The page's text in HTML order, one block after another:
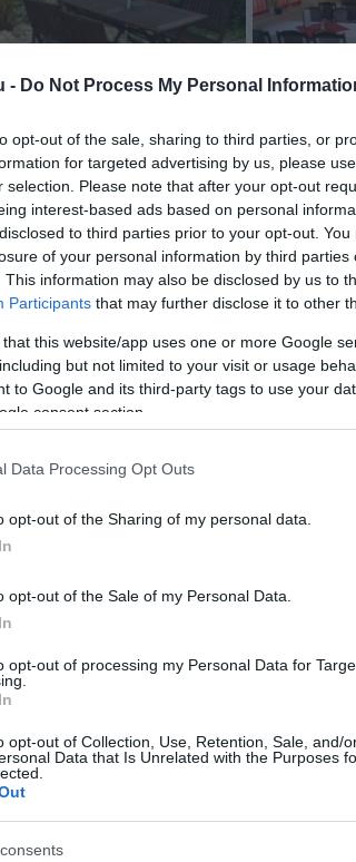
- Do Not Process My Personal
opt-out of the sale, sharing to third parties, or
for targeted advertising by us, please
selection. Please note that after your opt-out
interest-based ads based on personal
to third parties prior to your opt-out.
of your personal information by third parties
This information may also be disclosed by us to
Participants that may further disclose it to other
that this website/app uses one or more Google
but not limited to your visit or usage
to Google and its third-party tags to use your
consent section.
Data Processing Opt Outs
opt-out of the Sharing of my personal data.
opt-out of the Sale of my Personal Data.
opt-out of processing my Personal Data for
opt-out of Collection, Use, Retention, Sale, and/
Data that Is Unrelated with the Purposes
Melegétel, Terasz, Parkoló, Kártyás fizetés
elkészült bográcsozó,
melyet szintén Zsolt és kedves
építettek, melyben ízletes
fognak készülni. Ezzel
családi, baráti hangulatot.
mindig magyaros, házias
a jó szokásunkat a jövőben is
már több mint 50 éve állunk
rendelkezésére.